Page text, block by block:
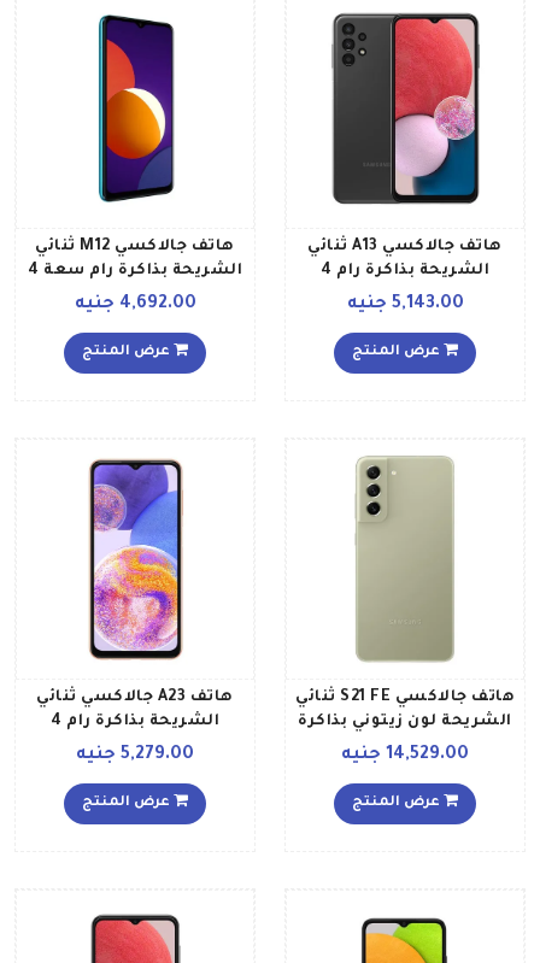
هاتف جالاكسي A13 ثنائي
الشريحة بذاكرة رام 4
بلون أسود إصدار الشرق
5,143.00 جنيه
عرض المنتج
هاتف جالاكسي M12 ثنائي
الشريحة بذاكرة رام سعة 4
جيجابايت وذاكرة داخلية
تقنية 4G LTE بلون أخضر
إصدار الشرق الأوسط
4,692.00 جنيه
عرض المنتج
هاتف جالاكسي S21 FE ثنائي
الشريحة لون زيتوني بذاكرة
رام سعة 8 جيجابايت وذاكرة
ومزود بتقنية 5G إصدار
الشرق الأوسط
14,529.00 جنيه
عرض المنتج
هاتف A23 جالاكسي ثنائي
الشريحة بذاكرة رام 4
لون خوخي إصدار الشرق
5,279.00 جنيه
عرض المنتج